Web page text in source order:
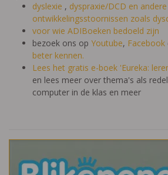
dyslexie , dyspraxie/DCD en
ontwikkelingsstoornissen zoals
voor wie ADIBoeken bedoeld zijn
bezoek ons op Youtube, Facebook
beter kennen.
Lees het gratis e-boek 'Eureka:
en lees meer over thema's als
computer in de klas en meer